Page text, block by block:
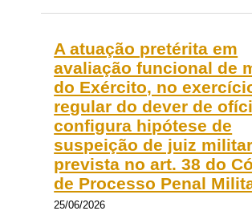
A atuação pretérita em
avaliação funcional de
do Exército, no
regular do dever de
configura hipótese de
suspeição de juiz militar
prevista no art. 38 do
de Processo Penal
25/06/2026